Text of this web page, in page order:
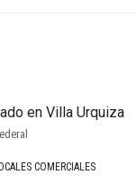
en Villa Urquiza
COMERCIALES